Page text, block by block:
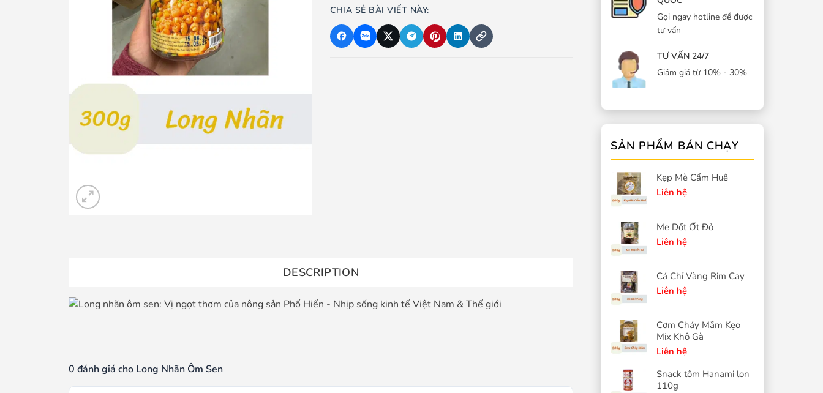
Gọi ngay hotline để được
tư vấn
TƯ VẤN 24/7
Giảm giá từ 10% - 30%
SẢN PHẨM BÁN CHẠY
Kẹp Mè Cẩm Huê
Liên hệ
Me Dốt Ớt Đỏ
Liên hệ
Cá Chỉ Vàng Rim Cay
Liên hệ
Cơm Cháy Mắm Kẹo
Mix Khô Gà
Liên hệ
Snack tôm Hanami lon
110g
CHIA SẺ BÀI VIẾT NÀY:
DESCRIPTION
0 đánh giá cho Long Nhãn Ôm Sen